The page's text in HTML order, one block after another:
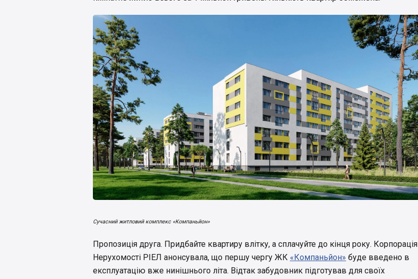
Сучасний житловий комплекс «Компаньйон»
Пропозиція друга. Придбайте квартиру влітку, а сплачуйте до кінця року. Корпорація
Нерухомості РІЕЛ анонсувала, що першу чергу ЖК «Компаньйон» буде введено в
експлуатацію вже нинішнього літа. Відтак забудовник підготував для своїх